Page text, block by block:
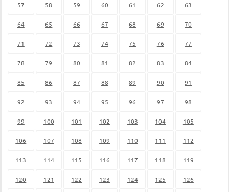
57 58 59 60 61 62 63
64 65 66 67 68 69 70
71 72 73 74 75 76 77
78 79 80 81 82 83 84
85 86 87 88 89 90 91
92 93 94 95 96 97 98
99 100 101 102 103 104 105
106 107 108 109 110 111 112
113 114 115 116 117 118 119
120 121 122 123 124 125 126